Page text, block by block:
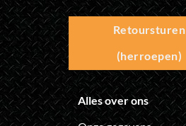
Retoursturen
(herroepen)
Alles over ons